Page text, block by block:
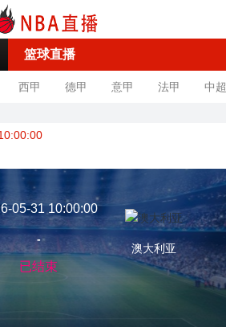
篮球直播
西甲 德甲 意甲 法甲 中超
05-31 10:00:00
-
已结束
澳大利亚